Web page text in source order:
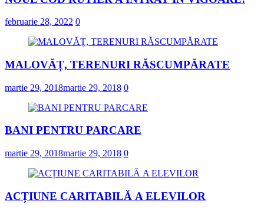
februarie 28, 2022 0
MALOVĂȚ, TERENURI RĂSCUMPĂRATE
martie 29, 2018martie 29, 2018 0
BANI PENTRU PARCARE
martie 29, 2018martie 29, 2018 0
ACȚIUNE CARITABILĂ A ELEVILOR